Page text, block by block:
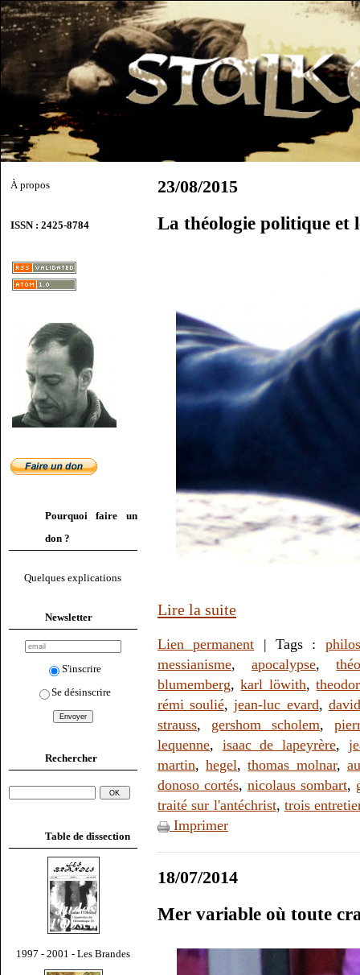
À propos
ISSN : 2425-8784
Pourquoi faire un
don ?
Quelques explications
Newsletter
S'inscrire
Se désinscrire
Rechercher
Table de dissection
1997 - 2001 - Les Brandes
23/08/2015
La théologie politique et
Lire la suite
Lien permanent | Tags :
messianisme,apocalypse,
blumemberg,karl löwith,
rémi soulié,jean-luc evard,
strauss, gershom scholem,
lequenne, isaac de lapeyrère,
martin,hegel,thomas molnar,
donoso cortés, nicolaus sombart,
traité sur l'antéchrist, trois
Imprimer
18/07/2014
Mer variable où toute